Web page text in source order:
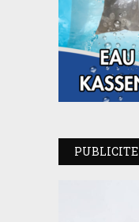
PUBLICITE